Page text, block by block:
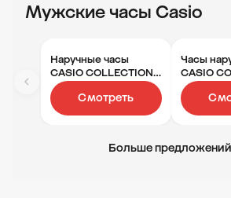
Мужские часы Casio
Наручные часы
CASIO COLLECTION
MTP-VD01L-2B
Смотреть
Часы
CASIO
Больше предложений